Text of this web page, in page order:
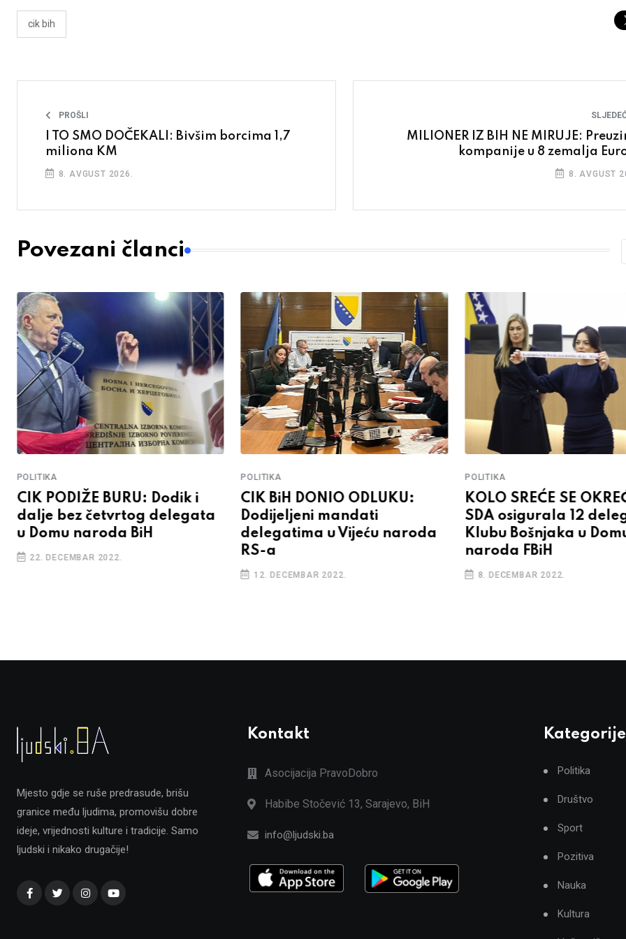
cik bih
PROŠLI
I TO SMO DOČEKALI: Bivšim borcima 1,7
miliona KM
8. AVGUST 2026.
MILIONER IZ BIH NE MIRUJE:
kompanije u 8 zemalja
8. AVGUST
Povezani članci
POLITIKA
CIK PODIŽE BURU: Dodik i
dalje bez četvrtog delegata
u Domu naroda BiH
22. DECEMBAR 2022.
POLITIKA
CIK BiH DONIO ODLUKU:
Dodijeljeni mandati
delegatima u Vijeću naroda
RS-a
12. DECEMBAR 2022.
POLITIKA
KOLO SREĆE SE
SDA osigurala 12
Klubu Bošnjaka u
naroda FBiH
8. DECEMBAR 2022.
Mjesto gdje se ruše predrasude, brišu
granice među ljudima, promovišu dobre
ideje, vrijednosti kulture i tradicije. Samo
ljudski i nikako drugačije!
Kontakt
Asocijacija PravoDobro
Habibe Stočević 13, Sarajevo, BiH
info@ljudski.ba
Kategorije
Politika
Društvo
Sport
Pozitiva
Nauka
Kultura